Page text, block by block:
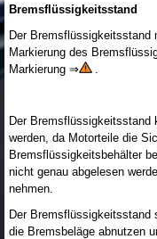
Bremsflüssigkeitsstand
Der Bremsflüssigkeitsstand
Markierung des
Markierung ⇒
.
Der Bremsflüssigkeitsstand
werden, da Motorteile die
Bremsflüssigkeitsbehälter
nicht genau abgelesen
nehmen.
Der Bremsflüssigkeitsstand
die Bremsbeläge abnutzen